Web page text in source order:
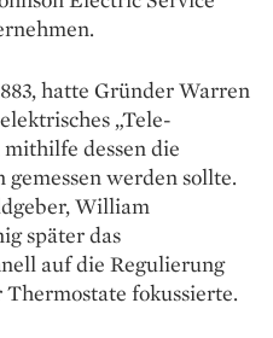
hatte Gründer Warren
„Tele-
dessen die
werden sollte.
William
später das
auf die Regulierung
fokussierte.